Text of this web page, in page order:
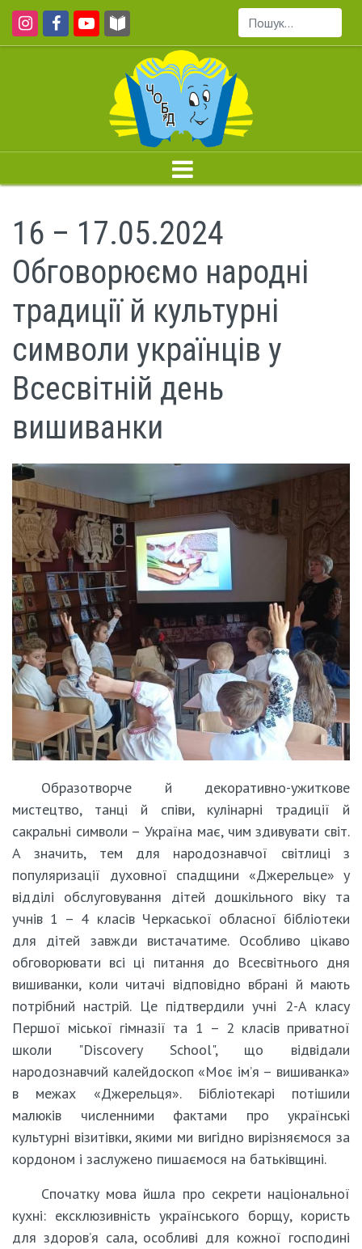
Пошук...
16 – 17.05.2024
Обговорюємо народні
традиції й культурні
символи українців у
Всесвітній день
вишиванки
Образотворче й декоративно-ужиткове
мистецтво, танці й співи, кулінарні традиції й
сакральні символи – Україна має, чим здивувати світ.
А значить, тем для народознавчої світлиці з
популяризації духовної спадщини «Джерельце» у
відділі обслуговування дітей дошкільного віку та
учнів 1 – 4 класів Черкаської обласної бібліотеки
для дітей завжди вистачатиме. Особливо цікаво
обговорювати всі ці питання до Всесвітнього дня
вишиванки, коли читачі відповідно вбрані й мають
потрібний настрій. Це підтвердили учні 2-А класу
Першої міської гімназії та 1 – 2 класів приватної
школи "Discovery School", що відвідали
народознавчий калейдоскоп «Моє ім’я – вишиванка»
в межах «Джерельця». Бібліотекарі потішили
малюків численними фактами про українські
культурні візитівки, якими ми вигідно вирізняємося за
кордоном і заслужено пишаємося на батьківщині.
Спочатку мова йшла про секрети національної
кухні: ексклюзивність українського борщу, користь
для здоров’я сала, особливі для кожної господині